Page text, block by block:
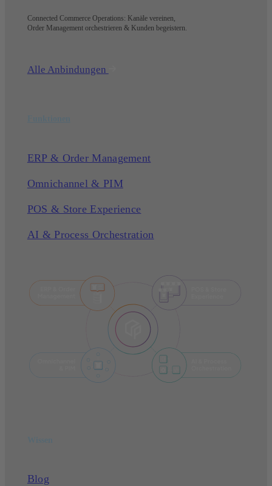
Connected Commerce Operations: Kanäle vereinen,
Order Management orchestrieren & Kunden begeistern.
Alle Anbindungen
ERP & Order Management
Omnichannel & PIM
POS & Store Experience
AI & Process Orchestration
Blog